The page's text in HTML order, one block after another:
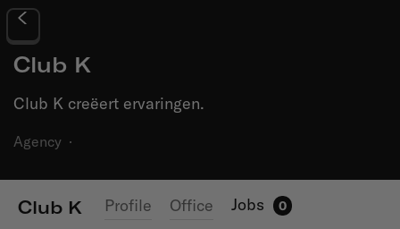
Club K
Club K creëert ervaringen.
Agency ·
Club K Profile Office Jobs 0